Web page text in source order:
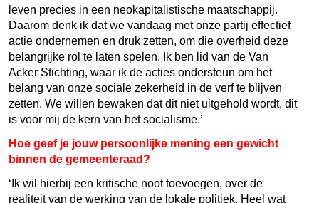
leven precies in een neokapitalistische maatschappij.
Daarom denk ik dat we vandaag met onze partij effectief
actie ondernemen en druk zetten, om die overheid deze
belangrijke rol te laten spelen. Ik ben lid van de Van
Acker Stichting, waar ik de acties ondersteun om het
belang van onze sociale zekerheid in de verf te blijven
zetten. We willen bewaken dat dit niet uitgehold wordt, dit
is voor mij de kern van het socialisme.’
Hoe geef je jouw persoonlijke mening een gewicht
binnen de gemeenteraad?
‘Ik wil hierbij een kritische noot toevoegen, over de
realiteit van de werking van de lokale politiek. Heel wat